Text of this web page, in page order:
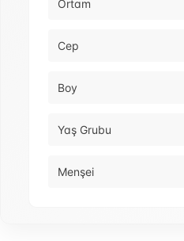
Ortam
Cep
Boy
Yaş Grubu
Menşei